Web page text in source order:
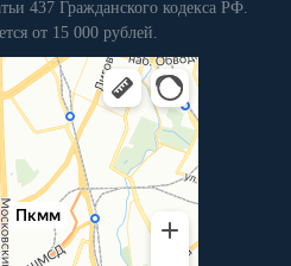
437 Гражданского кодекса РФ.
от 15 000 рублей.